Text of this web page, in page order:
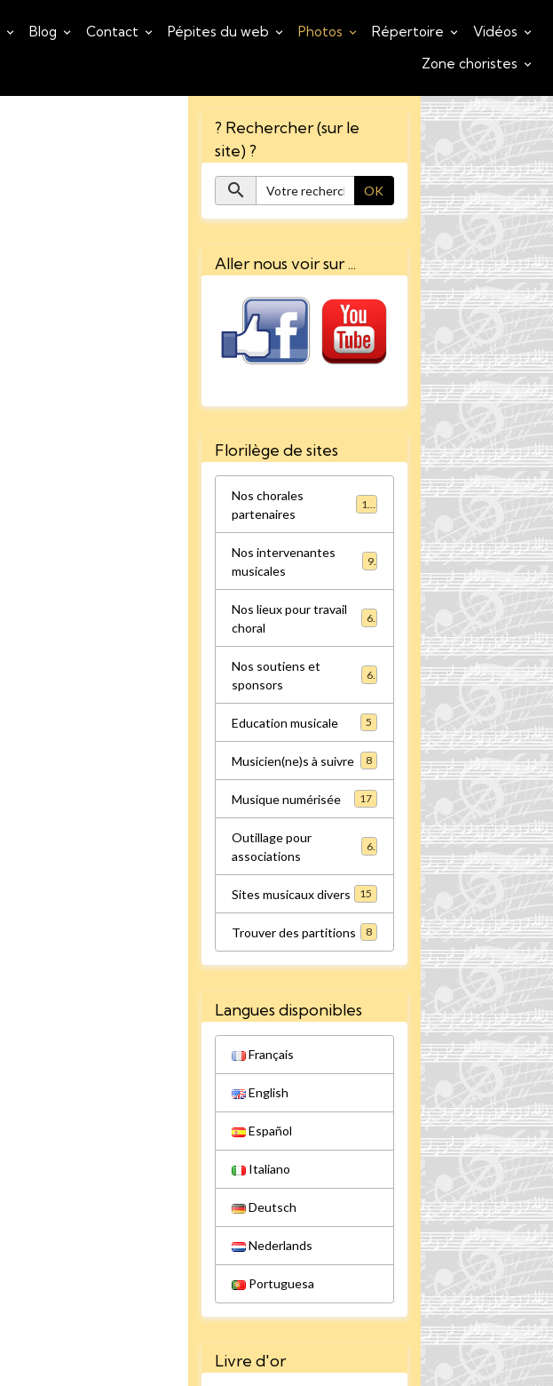
Blog Contact Pépites du web Photos Répertoire
Vidéos
Zone choristes
? Rechercher (sur le
site) ?
OK
Aller nous voir sur ...
Florilège de sites
Nos chorales
partenaires
Nos intervenantes
musicales
9
Nos lieux pour travail
choral
Nos soutiens et
sponsors
6
Education musicale 5
Musicien(ne)s à suivre 8
Musique numérisée 17
Outillage pour
associations
Sites musicaux divers 15
Trouver des partitions 8
Langues disponibles
Français
English
Español
Italiano
Deutsch
Nederlands
Portuguesa
Livre d'or